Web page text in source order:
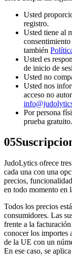
Usted
registro.
Usted tiene al
también
Usted es
de inicio de
Usted no
Usted nos
acceso no
Por persona
prueba gratuito.
05
JudoLytics ofrece
cada una con una
precios,
en todo momento en
Todos los precios
consumidores. Las
frente a la
conocer los importes
de la UE con un
En ese caso, se